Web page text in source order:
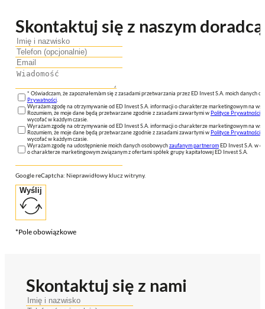
Skontaktuj się z naszym doradcą
* Oświadczam, że zapoznałem/am się z zasadami przetwarzania przez ED Invest S.A. moich danych
Prywatności.
Wyrażam zgodę na otrzymywanie od ED Invest S.A. informacji o charakterze marketingowym na
Rozumiem, że moje dane będą przetwarzane zgodnie z zasadami zawartymi wPolityce Prywatności
wycofać w każdym czasie.
Wyrażam zgodę na otrzymywanie od ED Invest S.A. informacji o charakterze marketingowym na
Rozumiem, że moje dane będą przetwarzane zgodnie z zasadami zawartymi wPolityce Prywatności
wycofać w każdym czasie.
Wyrażam zgodę na udostępnienie moich danych osobowychzaufanym partneromED Invest S.A. w
o charakterze marketingowym związanym z ofertami spółek grupy kapitałowej ED Invest S.A.
Google reCaptcha: Nieprawidłowy klucz witryny.
Wyślij
*Pole obowiązkowe
Skontaktuj się z nami